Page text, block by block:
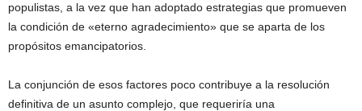
populistas, a la vez que han adoptado estrategias que promueven
la condición de «eterno agradecimiento» que se aparta de los
propósitos emancipatorios.
La conjunción de esos factores poco contribuye a la resolución
definitiva de un asunto complejo, que requeriría una